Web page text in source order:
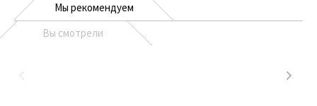
Мы рекомендуем
Вы смотрели